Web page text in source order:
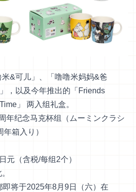
&可儿」、「噜噜米妈妈&爸
，以及今年推出的「Friends
」 两入组礼盒。
年纪念马克杯组（ムーミンクラシ
箱入り）
元（含税/每组2个）
。
即将于2025年8月9日（六）在